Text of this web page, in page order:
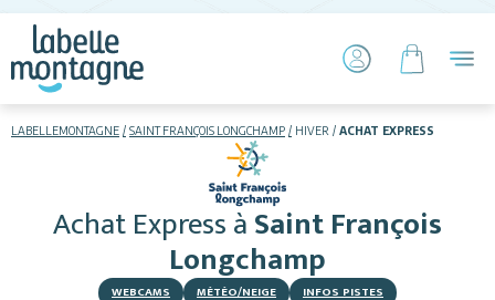
LABELLEMONTAGNE SAINT FRANÇOIS LONGCHAMP HIVER ACHAT EXPRESS
Achat ExpressàSaint François
Longchamp
WEBCAMS MÉTÉO/NEIGE INFOS PISTES